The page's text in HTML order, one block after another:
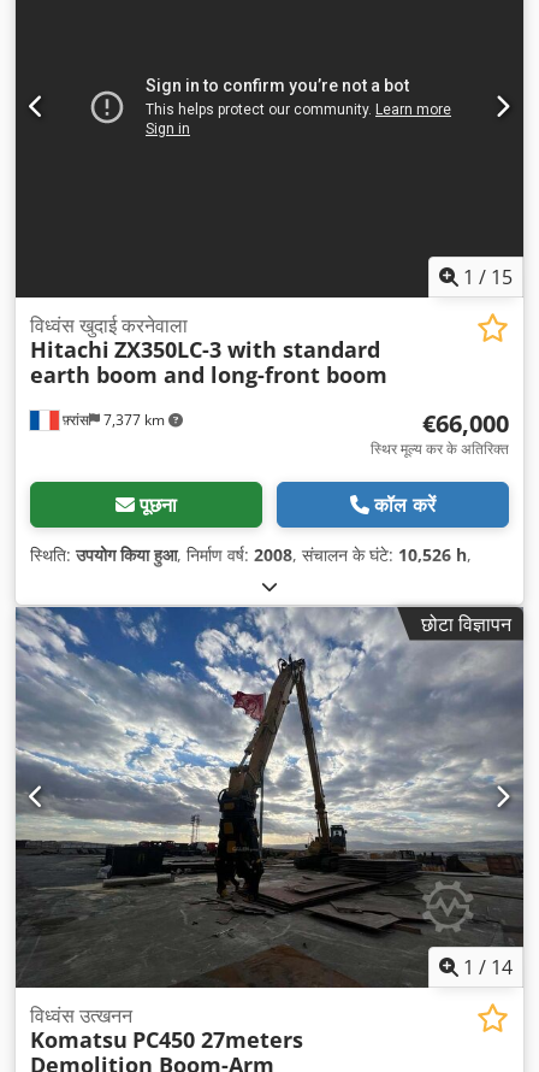
1 / 15
फ़्रांस 7,377 km
विध्वंस खुदाई करनेवाला
Hitachi ZX350LC-3 with standard
earth boom and long-front boom
€66,000
स्थिर मूल्य कर के अतिरिक्त
पूछना कॉल करें
स्थिति:उपयोग किया हुआ, निर्माण वर्ष: 2008, संचालन के घंटे: 10,526 h,
छोटा विज्ञापन
1 / 14
विध्वंस उत्खनन
Komatsu PC450 27meters
Demolition Boom-Arm